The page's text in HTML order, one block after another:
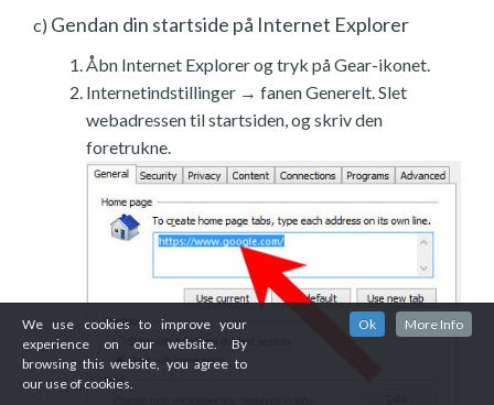
c) Gendan din startside på Internet Explorer
Åbn Internet Explorer og tryk på Gear-ikonet.
Internetindstillinger → fanen Generelt. Slet
webadressen til startsiden, og skriv den
foretrukne.
We use cookies to improve your
experience on our website. By
browsing this website, you agree to
our use of cookies.
Ok More Info